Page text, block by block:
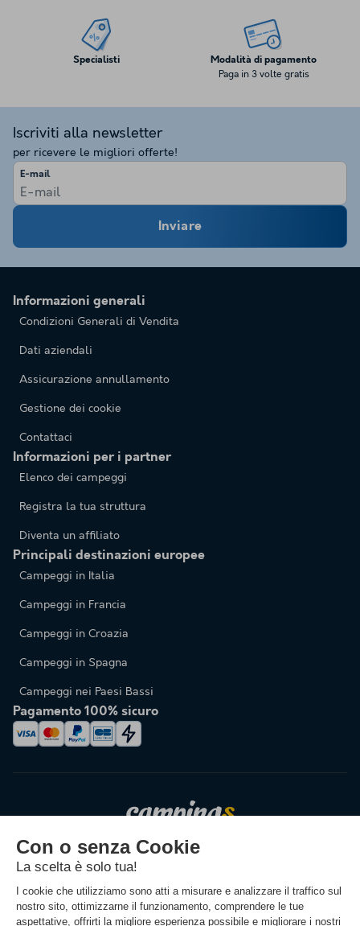
Specialisti Modalità di pagamento
Paga in 3 volte gratis
Iscriviti alla newsletter
per ricevere le migliori offerte!
E-mail
Inviare
Informazioni generali
Condizioni Generali di Vendita
Dati aziendali
Assicurazione annullamento
Gestione dei cookie
Contattaci
Informazioni per i partner
Elenco dei campeggi
Registra la tua struttura
Diventa un affiliato
Principali destinazioni europee
Campeggi in Italia
Campeggi in Francia
Campeggi in Croazia
Campeggi in Spagna
Campeggi nei Paesi Bassi
Pagamento 100% sicuro
Cambiare la lingua